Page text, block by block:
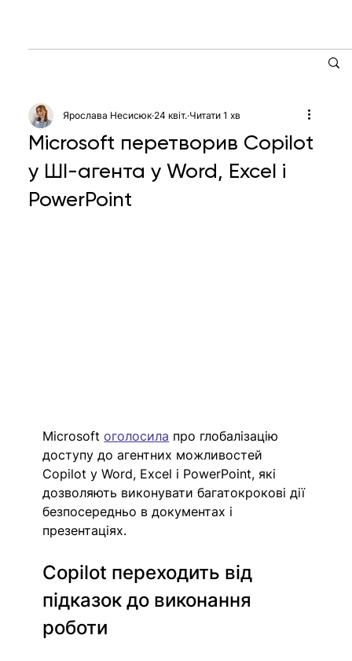
Microsoft перетворив Copilot
у ШІ-агента у Word, Excel і
PowerPoint
Ярослава Несисюк 24 квіт. Читати 1 хв
Microsoft оголосила про глобалізацію
доступу до агентних можливостей
Copilot у Word, Excel і PowerPoint, які
дозволяють виконувати багатокрокові дії
безпосередньо в документах і
презентаціях.
Copilot переходить від
підказок до виконання
роботи